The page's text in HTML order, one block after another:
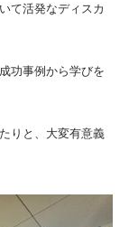
て活発なディスカ
功事例から学びを
りと、大変有意義